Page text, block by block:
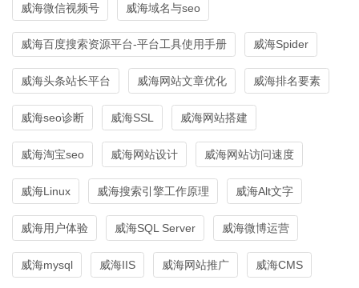
威海微信视频号 威海域名与seo
威海百度搜索资源平台-平台工具使用手册 威海Spider
威海头条站长平台 威海网站文章优化 威海排名要素
威海seo诊断 威海SSL 威海网站搭建
威海淘宝seo 威海网站设计 威海网站访问速度
威海Linux 威海搜索引擎工作原理 威海Alt文字
威海用户体验 威海SQL Server 威海微博运营
威海mysql 威海IIS 威海网站推广 威海CMS